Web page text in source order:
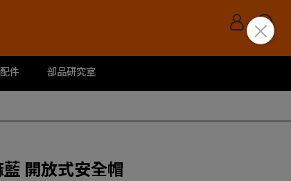
配件 部品研究室
開放式安全帽